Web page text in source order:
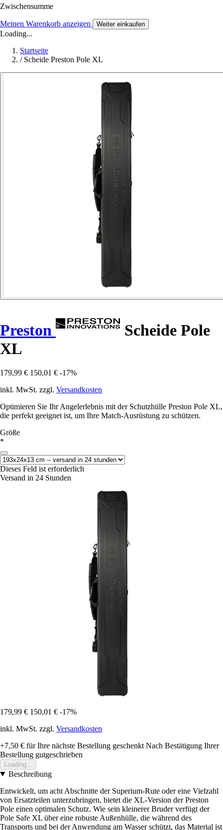
Zwischensumme
Meinen Warenkorb anzeigen Weiter einkaufen
Loading...
Startseite
/ Scheide Preston Pole XL
Preston
Scheide Pole
XL
179,99 € 150,01 € -17%
inkl. MwSt. zzgl. Versandkosten
Optimieren Sie Ihr Angelerlebnis mit der Schutzhülle Preston Pole XL,
die perfekt geeignet ist, um Ihre Match-Ausrüstung zu schützen.
Größe
*
Dieses Feld ist erforderlich
Versand in 24 Stunden
179,99 € 150,01 € -17%
inkl. MwSt. zzgl. Versandkosten
+7,50 € für Ihre nächste Bestellung geschenkt Nach Bestätigung Ihrer
Bestellung gutgeschrieben
Loading...
Beschreibung
Entwickelt, um acht Abschnitte der Superium-Rute oder eine Vielzahl
von Ersatzteilen unterzubringen, bietet die XL-Version der Preston
Pole einen optimalen Schutz. Wie sein kleinerer Bruder verfügt der
Pole Safe XL über eine robuste Außenhülle, die während des
Transports und bei der Anwendung am Wasser schützt, das Material ist